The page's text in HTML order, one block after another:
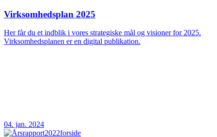
Virksomhedsplan 2025
Her får du et indblik i vores strategiske mål og visioner for 2025.
Virksomhedsplanen er en digital publikation.
04. jan. 2024